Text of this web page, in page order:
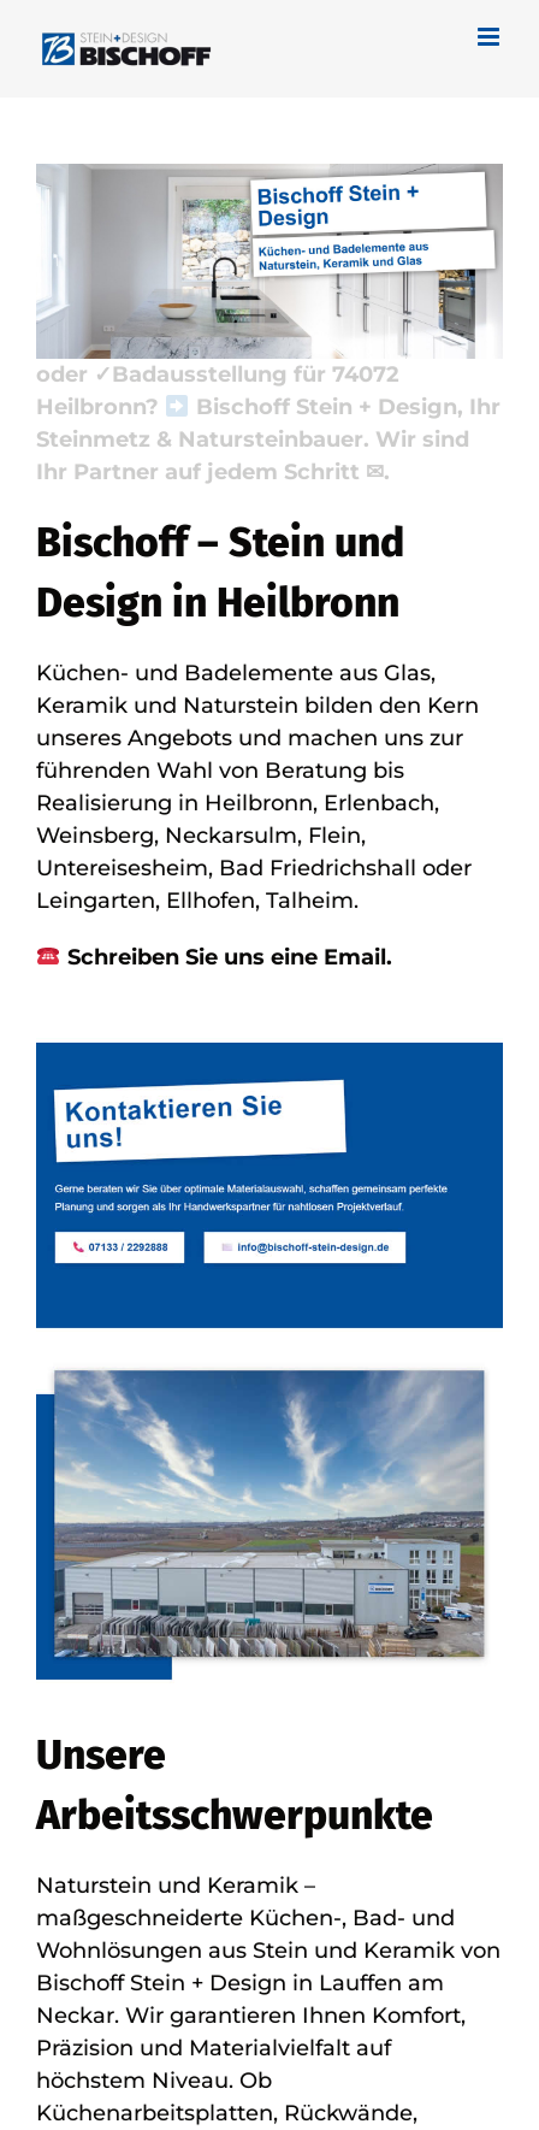
Inhalt
Bischoff Stein + Design in Heilbronn
ermöglicht Naturstein und
✓Küchenarbeitsplatte, Badfliese,
Waschtische, Badausstellung. Erleben
Sie ✓Naturstein, ✓Badfliese,
✓Küchenarbeitsplatte, ✓Waschtische
oder ✓Badausstellung für 74072
Heilbronn?
Bischoff Stein + Design, Ihr
Steinmetz & Natursteinbauer. Wir sind
Ihr Partner auf jedem Schritt ✉.
Bischoff – Stein und
Design in Heilbronn
Küchen- und Badelemente aus Glas,
Keramik und Naturstein bilden den Kern
unseres Angebots und machen uns zur
führenden Wahl von Beratung bis
Realisierung in Heilbronn, Erlenbach,
Weinsberg, Neckarsulm, Flein,
Untereisesheim, Bad Friedrichshall oder
Leingarten, Ellhofen, Talheim.
Schreiben Sie uns eine Email.
Unsere
Arbeitsschwerpunkte
Naturstein und Keramik –
maßgeschneiderte Küchen-, Bad- und
Wohnlösungen aus Stein und Keramik von
Bischoff Stein + Design in Lauffen am
Neckar. Wir garantieren Ihnen Komfort,
Präzision und Materialvielfalt auf
höchstem Niveau. Ob
Küchenarbeitsplatten, Rückwände,